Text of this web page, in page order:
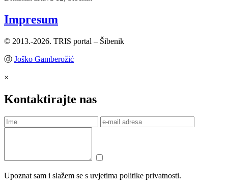
Impresum
© 2013.-2026. TRIS portal – Šibenik
ⓓ Joško Gamberožić
×
Kontaktirajte nas
Upoznat sam i slažem se s uvjetima politike privatnosti.